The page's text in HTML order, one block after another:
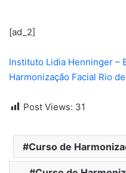
[ad_2]
Instituto Lidia Henninger –
Harmonização Facial Rio
Post Views: 31
Curso de